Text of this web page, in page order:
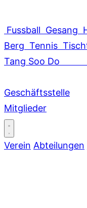
Fussball Gesang
Berg Tennis
Tang Soo Do
Geschäftsstelle
Mitglieder
Verein Abteilungen